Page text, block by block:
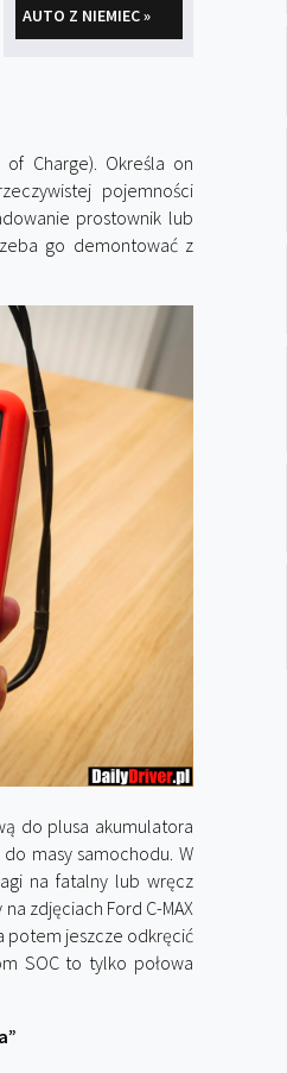
AUTO Z NIEMIEC »
of Charge). Określa on
pojemności
prostownik lub
go demontować z
do plusa akumulatora
masy samochodu. W
na fatalny lub wręcz
zdjęciach Ford C-MAX
potem jeszcze odkręcić
SOC to tylko połowa